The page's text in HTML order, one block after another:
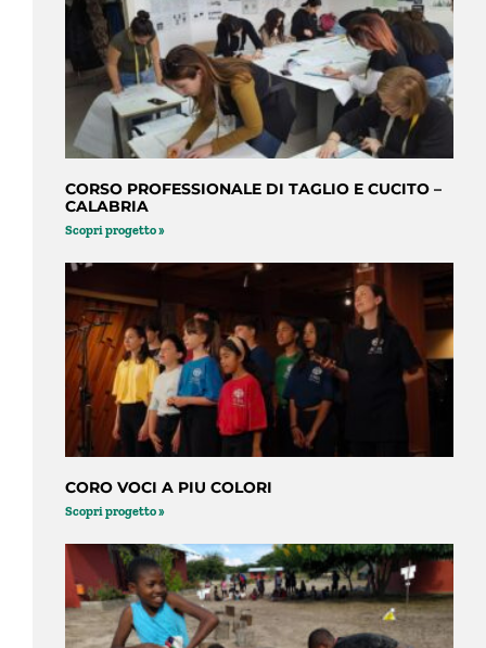
CORSO PROFESSIONALE DI TAGLIO E CUCITO –
CALABRIA
Scopri progetto »
CORO VOCI A PIU COLORI
Scopri progetto »